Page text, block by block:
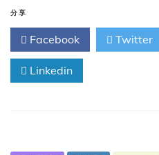
破
伤
风？
分享
Facebook Twitter
Linkedin